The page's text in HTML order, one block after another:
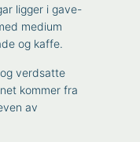
ligger i gave-
medium
og kaffe.
verdsatte
kommer fra
av